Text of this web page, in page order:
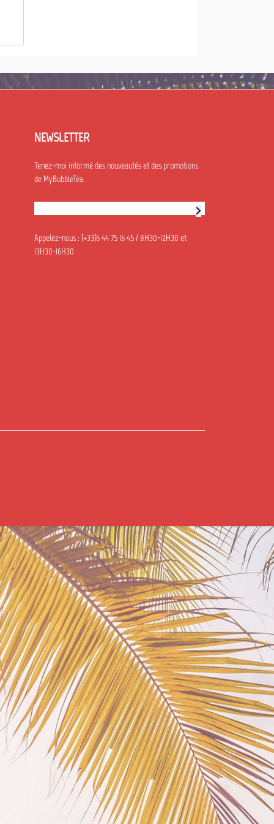
NEWSLETTER
Tenez-moi informé des nouveautés et des promotions
de MyBubbleTea.
Appelez-nous : (+33)6 44 75 16 45 / 8H30-12H30 et
13H30-16H30